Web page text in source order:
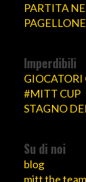
PARTITA
PAGELLONE
Imperdibili
GIOCATORI
#MITT CUP
STAGNO
Su di noi
blog
mitt the team